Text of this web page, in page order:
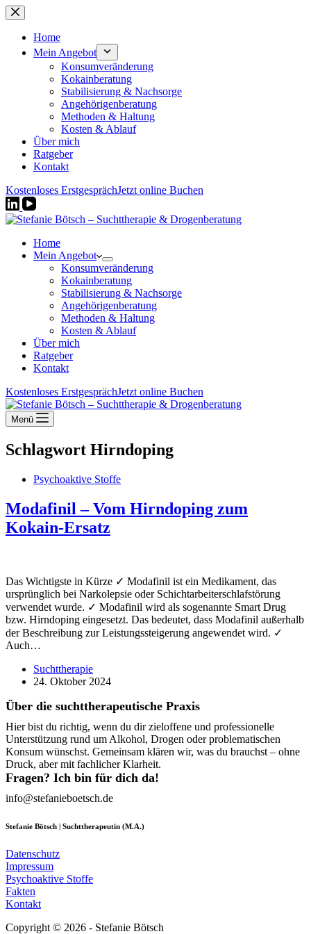
Zum
Inhalt
springenHome
Mein Angebot
Konsumveränderung
Kokainberatung
Stabilisierung & Nachsorge
Angehörigenberatung
Methoden & Haltung
Kosten & Ablauf
Über mich
Ratgeber
Kontakt
Kostenloses ErstgesprächJetzt online Buchen
Home
Mein Angebot
Konsumveränderung
Kokainberatung
Stabilisierung & Nachsorge
Angehörigenberatung
Methoden & Haltung
Kosten & Ablauf
Über mich
Ratgeber
Kontakt
Kostenloses ErstgesprächJetzt online Buchen
Menü
Schlagwort Hirndoping
Psychoaktive Stoffe
Modafinil – Vom Hirndoping zum
Kokain-Ersatz
Das Wichtigste in Kürze ✓ Modafinil ist ein Medikament, das
ursprünglich bei Narkolepsie oder Schichtarbeiterschlafstörung
verwendet wurde. ✓ Modafinil wird als sogenannte Smart Drug
bzw. Hirndoping eingesetzt. Das bedeutet, dass Modafinil außerhalb
der Beschreibung zur Leistungssteigerung angewendet wird. ✓
Auch…
Suchttherapie
24. Oktober 2024
Über die suchttherapeutische Praxis
Hier bist du richtig, wenn du dir zieloffene und professionelle
Unterstützung rund um Alkohol, Drogen oder problematischen
Konsum wünschst. Gemeinsam klären wir, was du brauchst – ohne
Druck, aber mit fachlicher Klarheit.
Fragen? Ich bin für dich da!
info@stefanieboetsch.de
Stefanie Bötsch | Suchttherapeutin (M.A.)
Datenschutz
Impressum
Psychoaktive Stoffe
Fakten
Kontakt
Copyright © 2026 - Stefanie Bötsch